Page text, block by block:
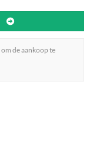
om de aankoop te